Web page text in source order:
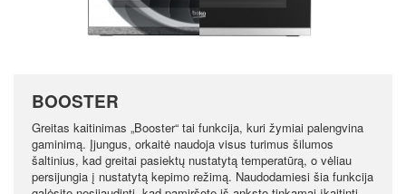
BOOSTER
Greitas kaitinimas „Booster“ tai funkcija, kuri žymiai palengvina
gaminimą. Įjungus, orkaitė naudoja visus turimus šilumos
šaltinius, kad greitai pasiektų nustatytą temperatūrą, o vėliau
persijungia į nustatytą kepimo režimą. Naudodamiesi šia funkcija